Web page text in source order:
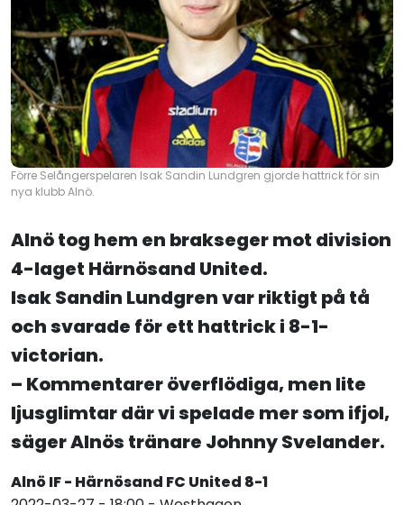
Förre Selångerspelaren Isak Sandin Lundgren gjorde hattrick för sin
nya klubb Alnö.
Alnö tog hem en brakseger mot division
4-laget Härnösand United.
Isak Sandin Lundgren var riktigt på tå
och svarade för ett hattrick i 8-1-
victorian.
– Kommentarer överflödiga, men lite
ljusglimtar där vi spelade mer som ifjol,
säger Alnös tränare Johnny Svelander.
Alnö IF - Härnösand FC United 8-1